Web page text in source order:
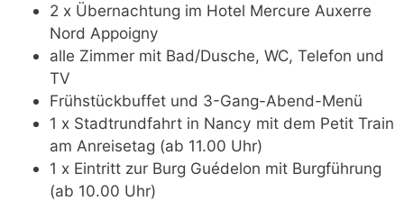
2 x Übernachtung im Hotel Mercure Auxerre
Nord Appoigny
alle Zimmer mit Bad/Dusche, WC, Telefon und
TV
Frühstückbuffet und 3-Gang-Abend-Menü
1 x Stadtrundfahrt in Nancy mit dem Petit Train
am Anreisetag (ab 11.00 Uhr)
1 x Eintritt zur Burg Guédelon mit Burgführung
(ab 10.00 Uhr)